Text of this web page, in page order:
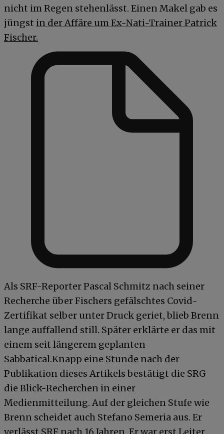
nicht im Regen stehenlässt. Einen Makel gab es
jüngst in der Affäre um Ex-Nati-Trainer Patrick
Fischer.
Als SRF-Reporter Pascal Schmitz nach seiner
Recherche über Fischers gefälschtes Covid-
Zertifikat selber unter Druck geriet, blieb Brenn
lange auffallend still. Später erklärte er das mit
einem seit längerem geplanten
Sabbatical.Knapp eine Stunde nach der
Publikation dieses Artikels bestätigt die SRG
die Blick-Recherchen in einer
Medienmitteilung. Auf der gleichen Stufe wie
Brenn scheidet auch Stefano Semeria aus. Er
verlässt SRF nach 16 Jahren. Er war erst Leiter